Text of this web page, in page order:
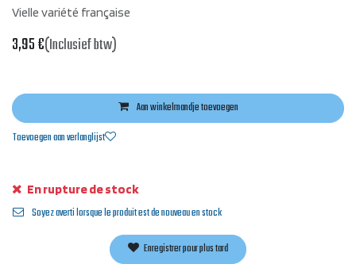
Vielle variété française
3,95€(Inclusief btw)
Aan winkelmandje toevoegen
Toevoegen aan verlanglijst
En rupture de stock
Soyez averti lorsque le produit est de nouveau en stock
Enregistrer pour plus tard